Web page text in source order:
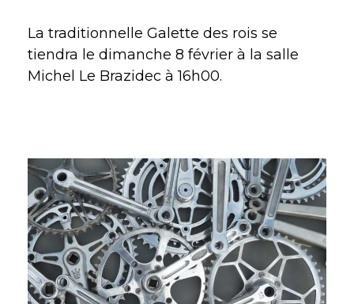
La traditionnelle Galette des rois se
tiendra le dimanche 8 février à la salle
Michel Le Brazidec à 16h00.